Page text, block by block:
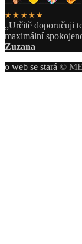
★★★★★
„Určitě doporučuji
maximální
Zuzana
o web se stará ©